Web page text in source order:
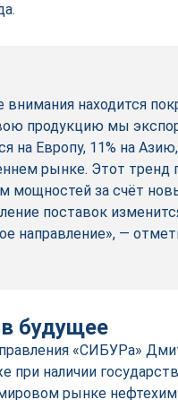
внимания находится
продукцию мы
на Европу, 11% на
рынке. Этот тренд
мощностей за счёт
поставок
направление», —
будущее
«СИБУРа»
при наличии
рынке